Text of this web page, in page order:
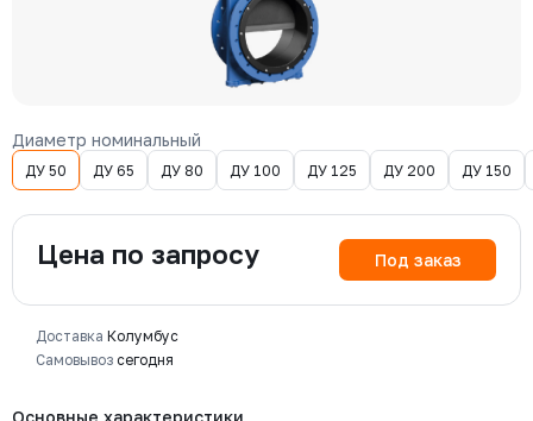
Диаметр номинальный
ДУ 50 ДУ 65 ДУ 80 ДУ 100 ДУ 125 ДУ 200 ДУ 150
Основные характеристики
Цена по запросу Под заказ
Доставка Колумбус
Самовывоз сегодня